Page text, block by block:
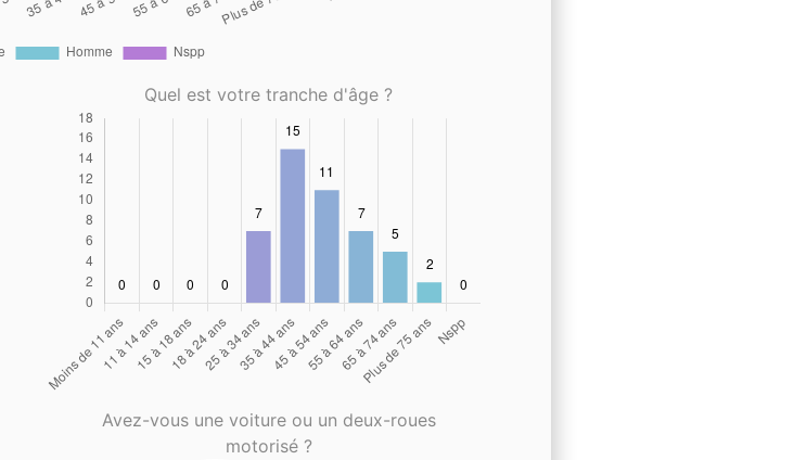
Quel est votre tranche d'âge ?
Avez-vous une voiture ou un deux-roues
motorisé ?